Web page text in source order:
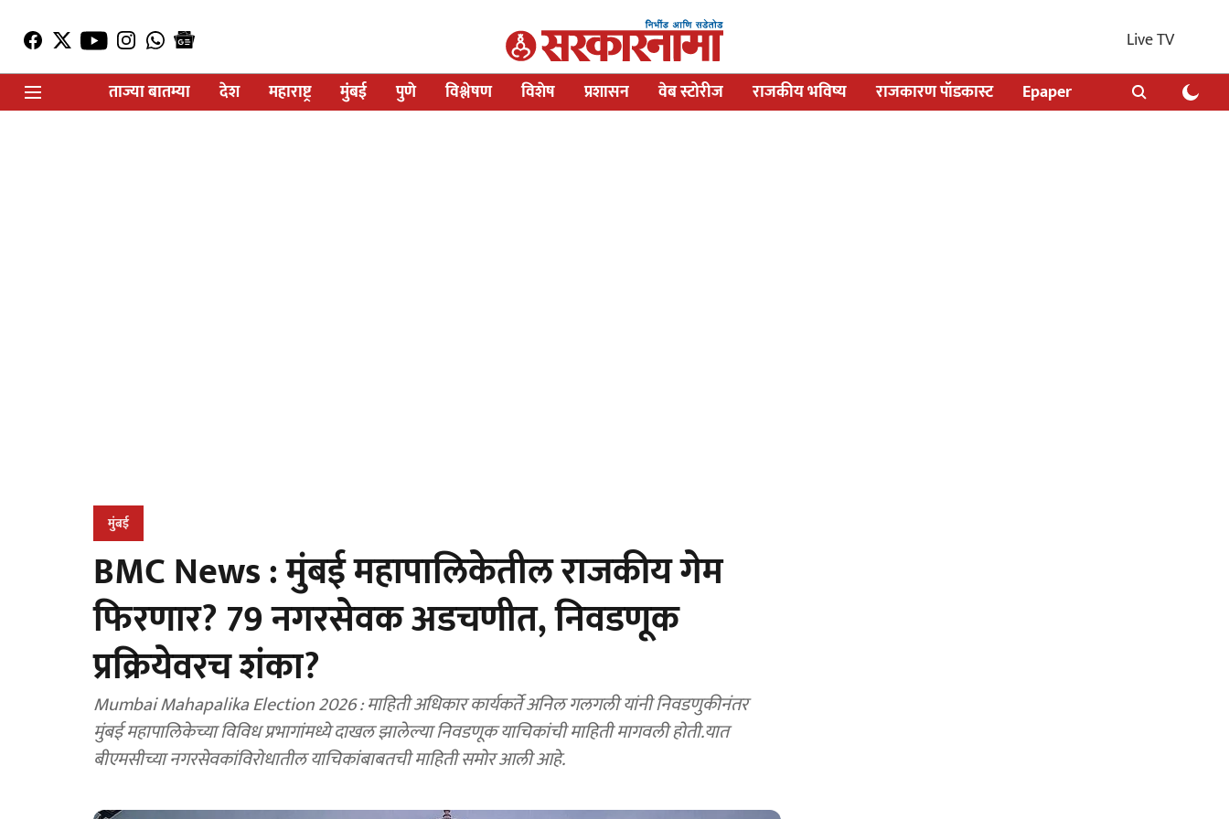
Live TV
ताज्या बातम्या
देश महाराष्ट्र मुंबई पुणे विश्लेषण विशेष प्रशासन वेब स्टोरीज राजकीय भविष्य राजकारण पॉडकास्ट Epaper
मुंबई
BMC News : मुंबई महापालिकेतील राजकीय गेम
फिरणार? 79 नगरसेवक अडचणीत, निवडणूक
प्रक्रियेवरच शंका?
Mumbai Mahapalika Election 2026 : माहिती अधिकार कार्यकर्ते अनिल गलगली यांनी निवडणुकीनंतर
मुंबई महापालिकेच्या विविध प्रभागांमध्ये दाखल झालेल्या निवडणूक याचिकांची माहिती मागवली होती.यात
बीएमसीच्या नगरसेवकांविरोधातील याचिकांबाबतची माहिती समोर आली आहे.